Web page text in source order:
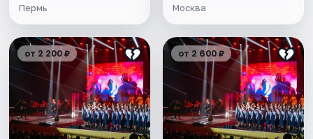
Пермь Москва
от 2 200 ₽ от 2 600 ₽